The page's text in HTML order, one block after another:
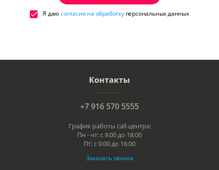
Я даюсогласие на обработкуперсональных данных
Контакты
+7 916 570 5555
График работы call-центра:
Пн - чт: с 9:00 до 18:00
Пт: с 9:00 до 16:00
Заказать звонок